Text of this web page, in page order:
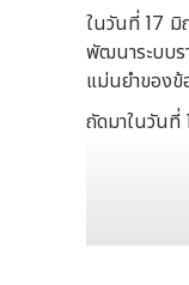
ในวันที่ 17
พัฒนาระบบร
แม่นยำของข้
ถัดมาในวัน
จากนั้น คุ
Trust with